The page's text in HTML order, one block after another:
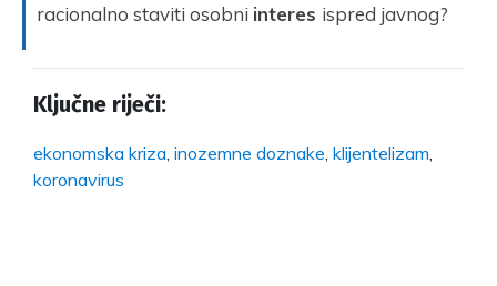
racionalno staviti osobni interes ispred javnog?
Ključne riječi:
ekonomska kriza inozemne doznake klijentelizam
koronavirus